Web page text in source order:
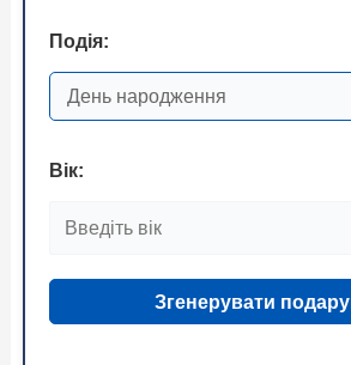
Подія:
Вік:
Згенерувати